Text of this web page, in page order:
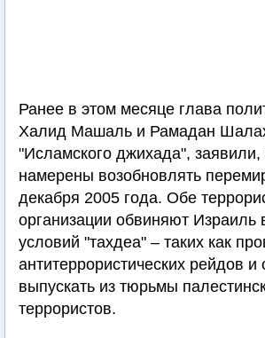
Ранее в этом месяце главa
Халид Машаль и Рамадан
"Исламского джихада", заявили,
намерены возобновлять
декабря 2005 года. Обе
организации обвиняют Израиль
условий "тахдеа" – таких как
антитеррористических рейдов и
выпускать из тюрьмы
террористов.